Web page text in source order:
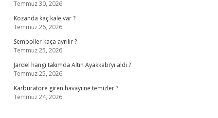
Temmuz 30, 2026
Kozanda kaç kale var ?
Temmuz 26, 2026
Semboller kaça ayrılır ?
Temmuz 25, 2026
Jardel hangi takımda Altın Ayakkabı’yı aldı ?
Temmuz 25, 2026
Karbüratöre giren havayı ne temizler ?
Temmuz 24, 2026